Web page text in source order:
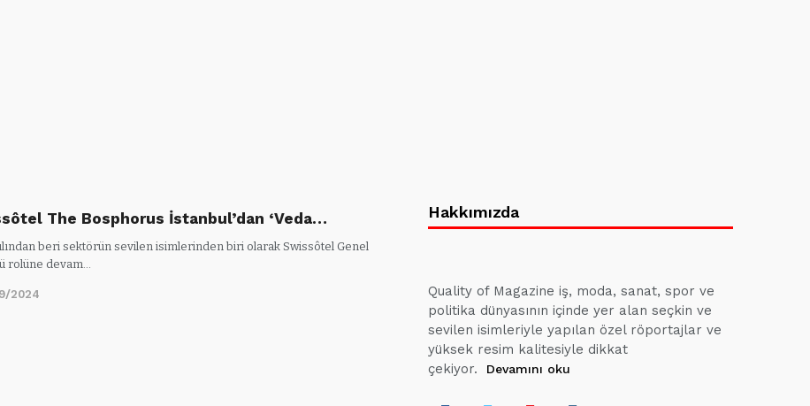
The Bosphorus İstanbul’dan ‘Veda…
beri sektörün sevilen isimlerinden biri olarak Swissôtel Genel
rolüne devam…
2024
Hakkımızda
Quality of Magazine iş, moda, sanat, spor ve
politika dünyasının içinde yer alan seçkin ve
sevilen isimleriyle yapılan özel röportajlar ve
yüksek resim kalitesiyle dikkat
çekiyor.
Devamını oku